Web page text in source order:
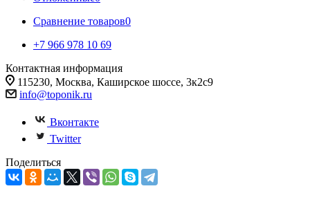
Сравнение товаров0
+7 966 978 10 69
Контактная информация
115230, Москва, Каширское шоссе, 3к2с9
info@toponik.ru
Вконтакте
Twitter
Поделиться